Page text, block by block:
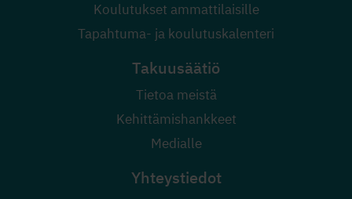
Koulutukset ammattilaisille
Tapahtuma- ja koulutuskalenteri
Takuusäätiö
Tietoa meistä
Kehittämishankkeet
Medialle
Yhteystiedot